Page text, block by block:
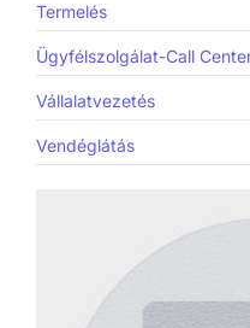
Termelés
Ügyfélszolgálat-Call
Vállalatvezetés
Vendéglátás